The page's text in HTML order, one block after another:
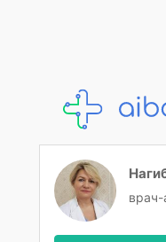
врач-